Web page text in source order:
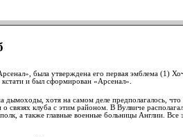
была утверждена его первая эмблема (1)
и был сформирован «Арсенал».
дымоходы, хотя на самом деле предполагалось,
клуба с этим районом. В Вулвиче
а также главные военные больницы Англии. Все